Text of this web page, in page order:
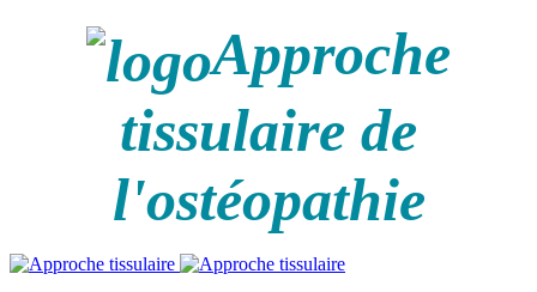
Approche
tissulaire de
l'ostéopathie